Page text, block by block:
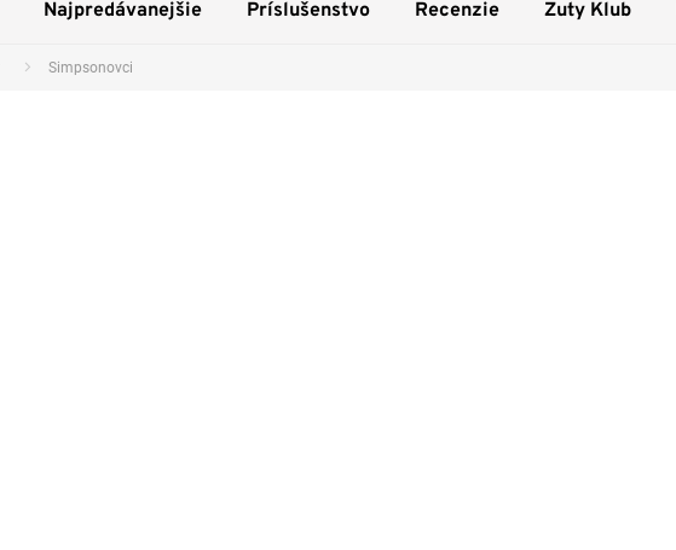
Najpredávanejšie Príslušenstvo Recenzie Zuty Klub
Simpsonovci